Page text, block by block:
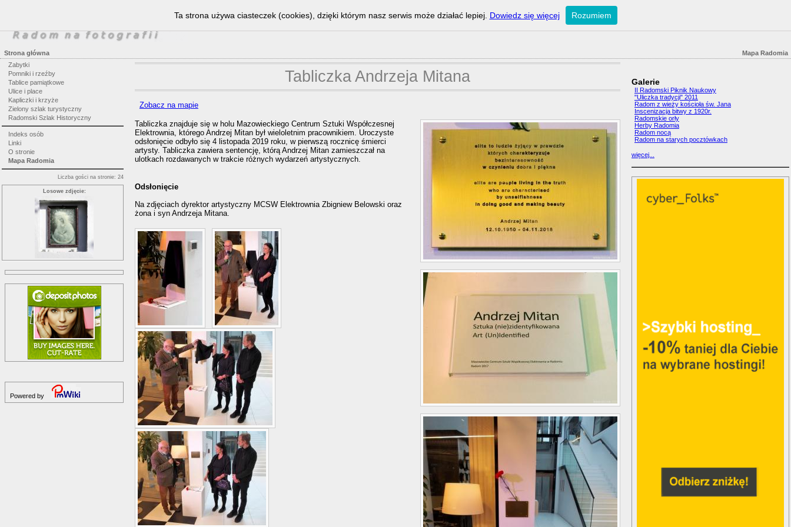
Mapa Radomia
Strona główna
Zabytki
Pomniki i rzeźby
Tablice pamiątkowe
Ulice i place
Kapliczki i krzyże
Zielony szlak turystyczny
Radomski Szlak Historyczny
Indeks osób
Linki
O stronie
Mapa Radomia
Liczba gości na stronie: 24
Losowe zdjęcie:
Powered by
Tabliczka Andrzeja Mitana
Zobacz na mapie
Tabliczka znajduje się w holu Mazowieckiego Centrum Sztuki Współczesnej
Elektrownia, którego Andrzej Mitan był wieloletnim pracownikiem. Uroczyste
odsłonięcie odbyło się 4 listopada 2019 roku, w pierwszą rocznicę śmierci
artysty. Tabliczka zawiera sentencję, którą Andrzej Mitan zamieszczał na
ulotkach rozdawanych w trakcie różnych wydarzeń artystycznych.
Odsłonięcie
Na zdjęciach dyrektor artystyczny MCSW Elektrownia Zbigniew Belowski oraz
żona i syn Andrzeja Mitana.
Galerie
II Radomski Piknik Naukowy
"Uliczka tradycji" 2011
Radom z wieży kościoła św. Jana
Inscenizacja bitwy z 1920r.
Radomskie orły
Herby Radomia
Radom nocą
Radom na starych pocztówkach
więcej...
Ta strona używa ciasteczek (cookies), dzięki którym nasz serwis może działać lepiej. Dowiedz się więcej Rozumiem